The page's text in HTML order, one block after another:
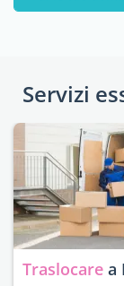
Servizi
Traslocare a